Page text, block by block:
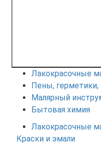
Лакокрасочные
Пены, герметики,
Малярный
Бытовая химия
Лакокрасочные
Краски и эмали